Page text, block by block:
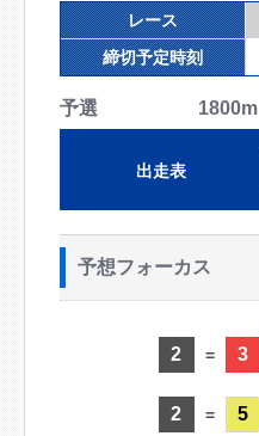
レース
締切予定時刻
予選 1800m
出走表
予想フォーカス
2 = 3
2 = 5